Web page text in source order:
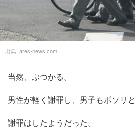
出典: ares-news.com
当然、ぶつかる。
男性が軽く謝罪し、男子もボソリと
謝罪はしたようだった。